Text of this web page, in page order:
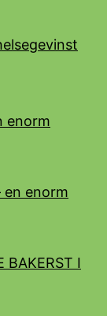
enorm
en enorm
BAKERST I